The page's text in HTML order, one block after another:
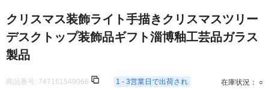
クリスマス装飾ライト手描きクリスマスツリー
デスクトップ装飾品ギフト淄博釉工芸品ガラス
製品
商品番号: 747161549066 1 - 3営業日で出荷され 在庫状況： ○